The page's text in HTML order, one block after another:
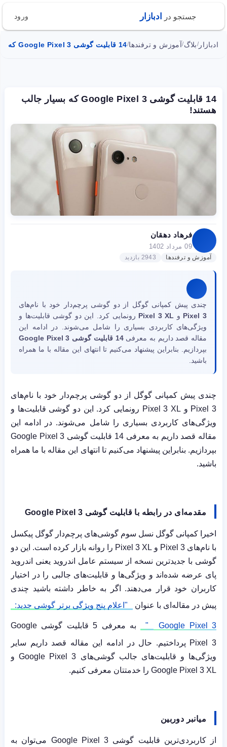
جستجو در ادبازار ورود
ادبازار /بلاگ/آموزش و ترفندها/14 قابلیت گوشی Google Pixel 3 که بسیار جالب هستند!
14 قابلیت گوشی Google Pixel 3 که بسیار جالب
هستند!
فرهاد دهقان
09 مرداد 1402
آموزش و ترفندها 2943 بازدید
چندی پیش کمپانی گوگل از دو گوشی پرچم‌دار خود با نام‌های
Pixel 3 و Pixel 3 XL رونمایی کرد. این دو گوشی قابلیت‌ها و
ویژگی‌های کاربردی بسیاری را شامل می‌شوند. در ادامه این
مقاله قصد داریم به معرفی14 قابلیت گوشی Google Pixel 3
بپردازیم. بنابراین پیشنهاد می‌کنیم تا انتهای این مقاله با ما همراه
باشید.
چندی پیش کمپانی گوگل از دو گوشی پرچم‌دار خود با نام‌های
Pixel 3 و Pixel 3 XL رونمایی کرد. این دو گوشی قابلیت‌ها و
ویژگی‌های کاربردی بسیاری را شامل می‌شوند. در ادامه این
مقاله قصد داریم به معرفی 14 قابلیت گوشی Google Pixel 3
بپردازیم. بنابراین پیشنهاد می‌کنیم تا انتهای این مقاله با ما همراه
باشید.
مقدمه‌ای در رابطه با قابلیت گوشی Google Pixel 3
اخیرا کمپانی گوگل نسل سوم گوشی‌های پرچم‌دار گوگل پیکسل
با نام‌های Pixel 3 و Pixel 3 XL را روانه بازار کرده است. این دو
گوشی با جدیدترین نسخه از سیستم عامل اندروید یعنی اندروید
پای عرضه شده‌اند و ویژگی‌ها و قابلیت‌های جالبی را در اختیار
کاربران خود قرار می‌دهند. اگر به خاطر داشته باشید چندی
پیش در مقاله‌ای با عنوان
"اعلام پنج ویژگی برتر گوشی جدید:
Google Pixel 3
" به معرفی 5 قابلیت گوشی
Google
Pixel 3 پرداختیم. حال در ادامه این مقاله قصد داریم سایر
ویژگی‌ها و قابلیت‌های جالب گوشی‌های Google Pixel 3و
Google Pixel 3 XL را خدمتتان معرفی کنیم.
میانبر دوربین
از کاربردی‌ترین قابلیت گوشی Google Pixel 3 می‌توان به